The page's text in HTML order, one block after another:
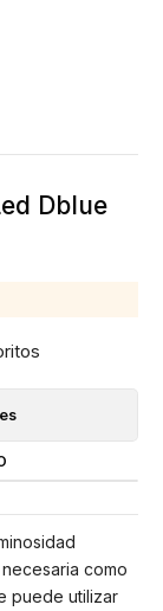
Dblue
como
puede utilizar